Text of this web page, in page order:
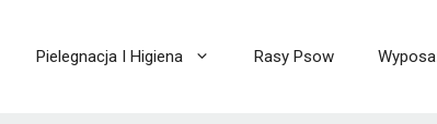
Pielegnacja I Higiena Rasy Psow